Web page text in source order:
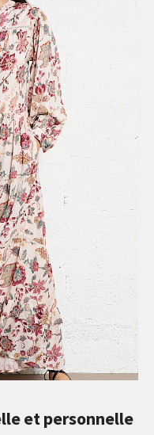
et personnelle